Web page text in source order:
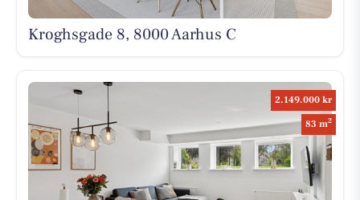
Kroghsgade 8, 8000 Aarhus C
2.149.000 kr
83 m2